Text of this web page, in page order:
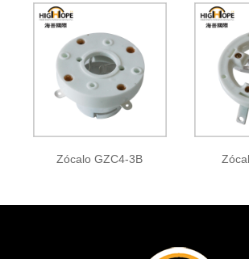
Zócalo GZC4-3B